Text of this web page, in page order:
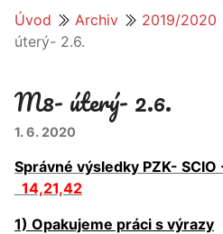
Úvod Archiv 2019/2020
úterý- 2.6.
M8- úterý- 2.6.
1. 6. 2020
Správné výsledky PZK- SCIO
14,21,42
1) Opakujeme práci s výrazy